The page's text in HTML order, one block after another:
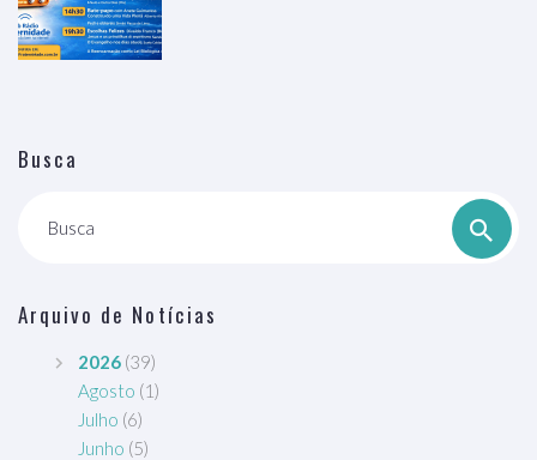
Busca
Busca
Arquivo de Notícias
2026 (39)
Agosto (1)
Julho (6)
Junho (5)